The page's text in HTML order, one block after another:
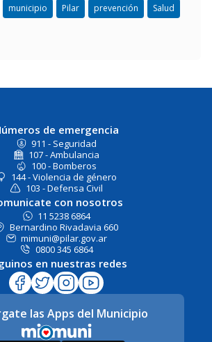
municipio Pilar prevención
Salud
de emergencia
911 - Seguridad
107 - Ambulancia
100 - Bomberos
144 - Violencia de género
103 - Defensa Civil
con nosotros
11 5238 6864
Bernardino Rivadavia 660
mimuni@pilar.gov.ar
0800 345 6864
en nuestras redes
las Apps del Municipio